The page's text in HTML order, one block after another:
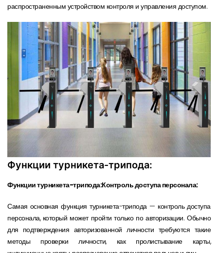
распространенным устройством контроля и управления доступом.
Функции турникета-трипода:
Функции турникета-трипода:Контроль доступа персонала:
Самая основная функция турникета-трипода — контроль доступа
персонала, который может пройти только по авторизации. Обычно
для подтверждения авторизованной личности требуются такие
методы проверки личности, как пролистывание карты,